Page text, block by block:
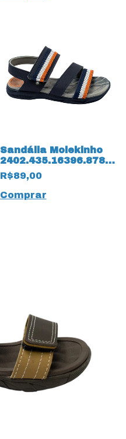
Sandália Molekinho
2402.435.16396.87842
Napa Floter 14183
Marinho
R$89,00
Comprar